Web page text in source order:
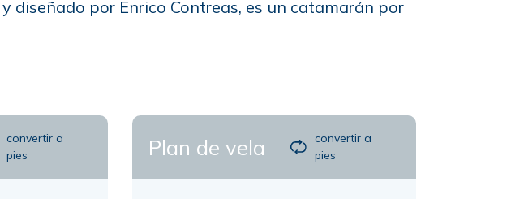
diseñado por Enrico Contreas, es un catamarán por
convertir a
pies
Plan de vela
convertir a
pies